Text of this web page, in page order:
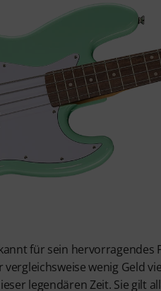
für sein hervorragendes
wenig Geld
legendären Zeit. Sie gilt